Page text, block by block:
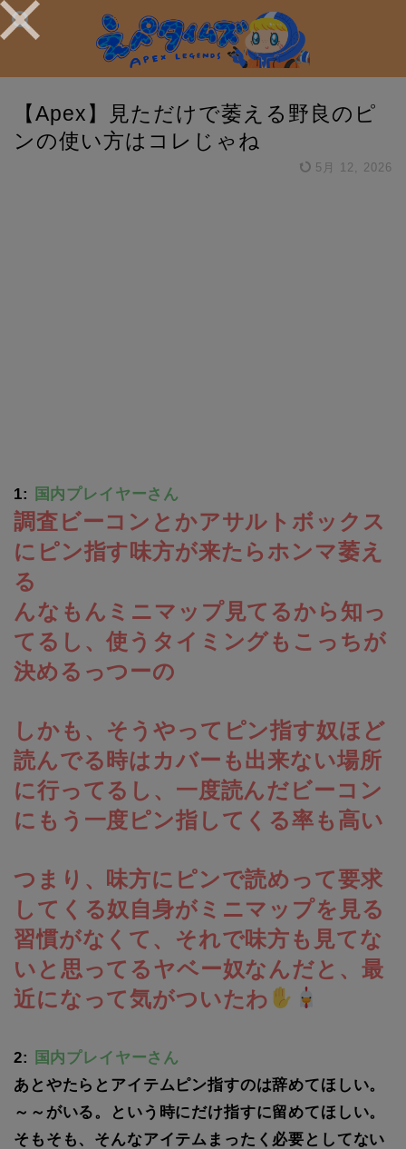
【Apex】見ただけで萎える野良のピ
ンの使い方はコレじゃね
5月 12, 2026
1: 国内プレイヤーさん
調査ビーコンとかアサルトボックス
にピン指す味方が来たらホンマ萎え
る
んなもんミニマップ見てるから知っ
てるし、使うタイミングもこっちが
決めるっつーの
しかも、そうやってピン指す奴ほど
読んでる時はカバーも出来ない場所
に行ってるし、一度読んだビーコン
にもう一度ピン指してくる率も高い
つまり、味方にピンで読めって要求
してくる奴自身がミニマップを見る
習慣がなくて、それで味方も見てな
いと思ってるヤベー奴なんだと、最
近になって気がついたわ
2:
国内プレイヤーさん
あとやたらとアイテムピン指すのは辞めてほしい。
～～がいる。という時にだけ指すに留めてほしい。
そもそも、そんなアイテムまったく必要としてない